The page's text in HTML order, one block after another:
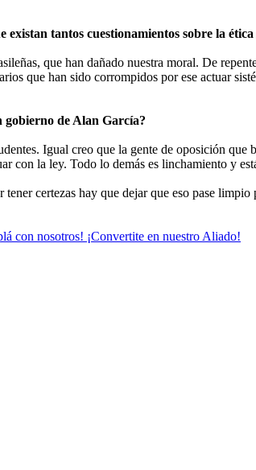
tantos cuestionamientos sobre la
que han dañado nuestra moral. De
que han sido corrompidos por ese actuar
gobierno de Alan García?
Igual creo que la gente de oposición que
con la ley. Todo lo demás es linchamiento y
certezas hay que dejar que eso pase
con nosotros! ¡Convertite en nuestro Aliado!